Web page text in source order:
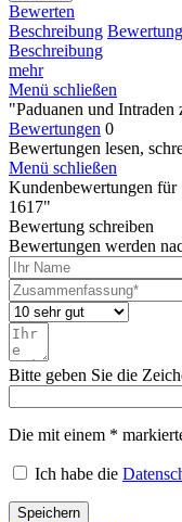
Bewerten
Beschreibung
Beschreibung
mehr
Menü schließen
"Paduanen und
Bewertungen 0
Bewertungen lesen,
Menü schließen
Kundenbewertungen für
1617"
Bewertung schreiben
Bewertungen werden
Bitte geben Sie die
Die mit einem *
Ich habe die
Speichern